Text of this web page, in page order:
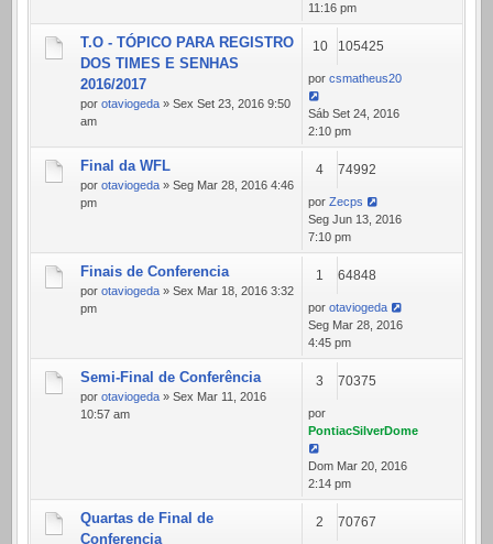
11:16 pm
T.O - TÓPICO PARA REGISTRO
DOS TIMES E SENHAS
2016/2017
por otaviogeda » Sex Set 23, 2016 9:50
am
10 105425
por csmatheus20
Sáb Set 24, 2016
2:10 pm
Final da WFL
por otaviogeda » Seg Mar 28, 2016 4:46
pm
4 74992
por Zecps
Seg Jun 13, 2016
7:10 pm
Finais de Conferencia
por otaviogeda » Sex Mar 18, 2016 3:32
pm
1 64848
por otaviogeda
Seg Mar 28, 2016
4:45 pm
Semi-Final de Conferência
por otaviogeda » Sex Mar 11, 2016
10:57 am
3 70375
por
PontiacSilverDome
Dom Mar 20, 2016
2:14 pm
Quartas de Final de
Conferencia
2 70767